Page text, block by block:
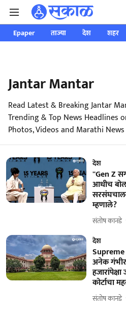
Epaper ताज्या देश शहर
Jantar Mantar
Read Latest & Breaking Jantar
Trending & Top News Headlines
Photos, Videos and Marathi
देश
''Gen Z
आधीच
म्हणाले?
संतोष कानडे
देश
अनेक
कोर्टाचा
संतोष कानडे